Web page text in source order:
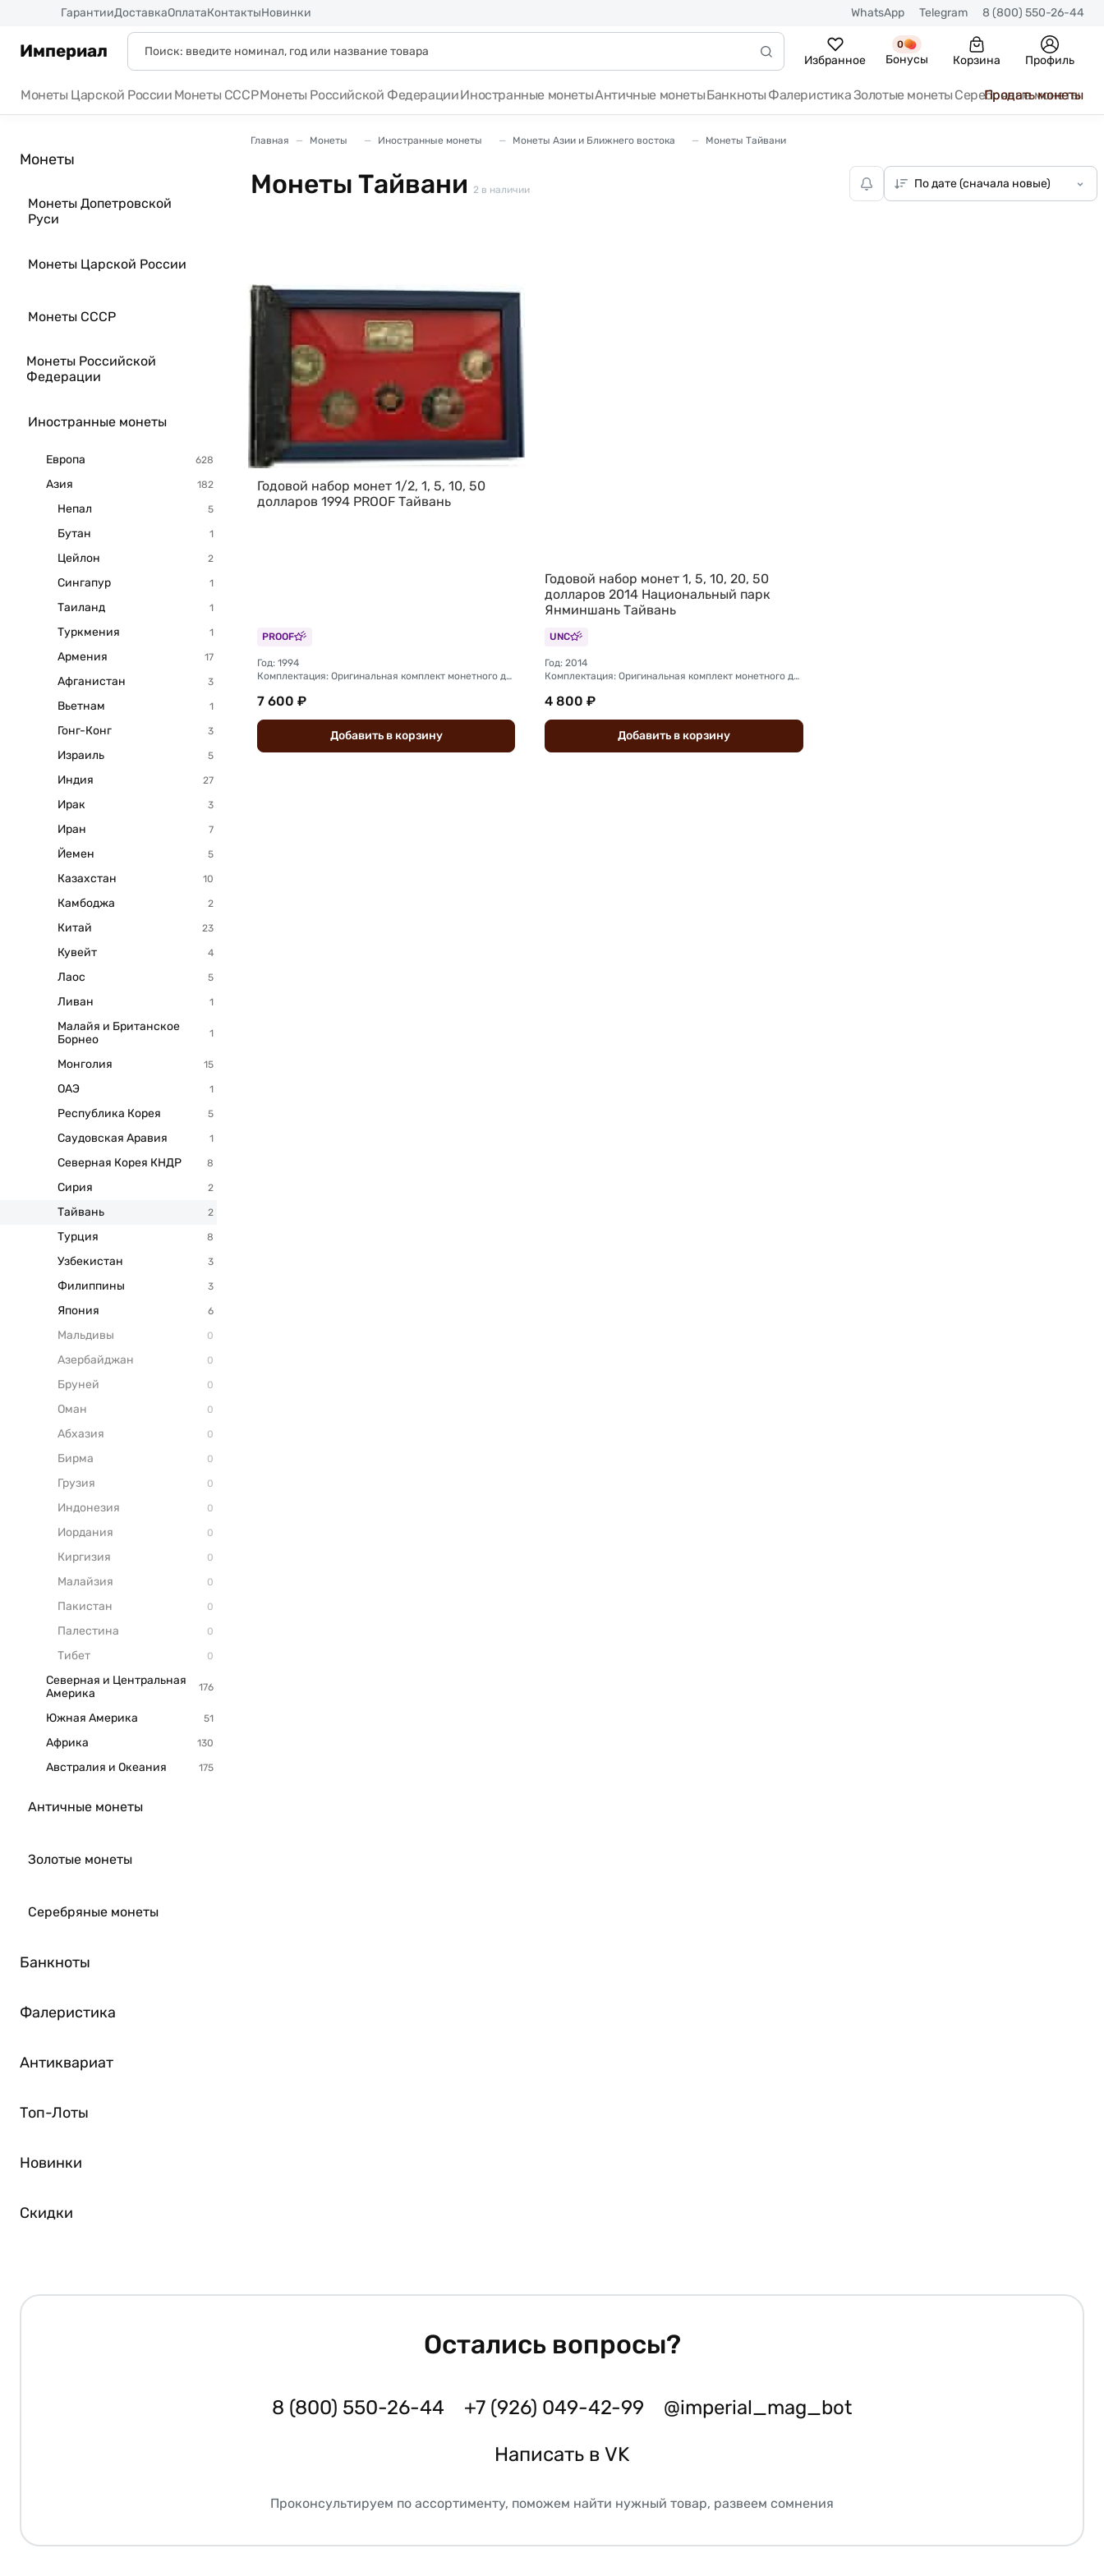
ГарантииДоставкаОплатаКонтактыНовинки WhatsApp Telegram 8 (800) 550-26-44
Империал Избранное
0
Бонусы Корзина Профиль
Монеты Царской России Монеты СССРМонеты Российской ФедерацииИностранные монетыАнтичные монетыБанкноты ФалеристикаЗолотые монеты Серебряные монеты
Продать монеты
Монеты
Монеты Допетровской
Руси
Монеты Царской России
Монеты СССР
Монеты Российской
Федерации
Иностранные монеты
Европа
Азия
Непал
Бутан
Цейлон
Сингапур
Таиланд
Туркмения
Армения
Афганистан
Вьетнам
Гонг-Конг
Израиль
Индия
Ирак
Иран
Йемен
Казахстан
Камбоджа
Китай
Кувейт
Лаос
Ливан
Малайя и Британское
Борнео
Монголия
ОАЭ
Республика Корея
Саудовская Аравия
Северная Корея КНДР
Сирия
Тайвань
Турция
Узбекистан
Филиппины
Япония
Мальдивы
Азербайджан
Бруней
Оман
Абхазия
Бирма
Грузия
Индонезия
Иордания
Киргизия
Малайзия
Пакистан
Палестина
Тибет
Северная и Центральная
Америка
Южная Америка
Африка
Австралия и Океания
Античные монеты
Золотые монеты
Серебряные монеты
Банкноты
Фалеристика
Антиквариат
Топ-Лоты
Новинки
Скидки
Главная Монеты Иностранные монеты Монеты Азии и Ближнего востока Монеты Тайвани
Монеты Тайвани 2 в наличии
Годовой набор монет 1/2, 1, 5, 10, 50
долларов 1994 PROOF Тайвань
PROOF
Год: 1994
Комплектация: Оригинальная комплект монетного двора (футляр, капсула)
7 600 ₽
Добавить вкорзину
Годовой набор монет 1, 5, 10, 20, 50
долларов 2014 Национальный парк
Янминшань Тайвань
UNC
Год: 2014
Комплектация: Оригинальная комплект монетного двора (футляр, капсула)
4 800 ₽
Добавить вкорзину
Остались вопросы?
8 (800) 550-26-44 +7 (926) 049-42-99 @imperial_mag_bot
Написать в VK
Проконсультируем по ассортименту, поможем найти нужный товар, развеем сомнения